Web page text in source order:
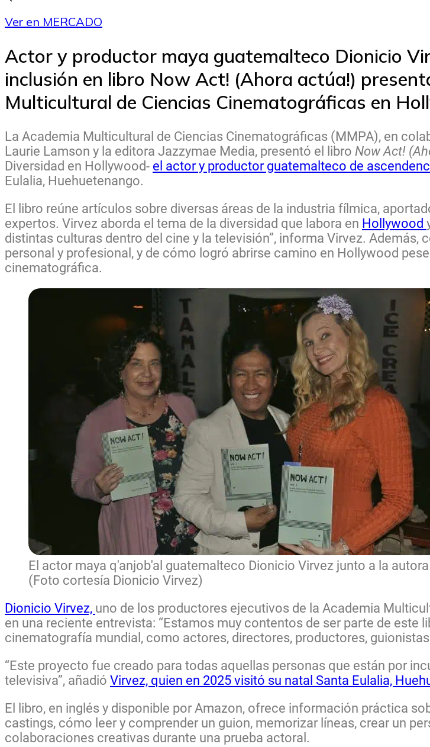
Ver en MERCADO
Actor y productor maya guatemalteco Dionicio
inclusión en libro Now Act! (Ahora actúa!)
Multicultural de Ciencias Cinematográficas en
La Academia Multicultural de Ciencias Cinematográficas (MMPA), en
Laurie Lamson y la editora Jazzymae Media, presentó el libro Now Act!
Diversidad en Hollywood- el actor y productor guatemalteco de
Eulalia, Huehuetenango.
El libro reúne artículos sobre diversas áreas de la industria fílmica,
expertos. Virvez aborda el tema de la diversidad que labora en Hollywood
distintas culturas dentro del cine y la televisión”, informa Virvez. Además,
personal y profesional, y de cómo logró abrirse camino en Hollywood
cinematográfica.
El actor maya q'anjob'al guatemalteco Dionicio Virvez junto a la
(Foto cortesía Dionicio Virvez)
Dionicio Virvez, uno de los productores ejecutivos de la Academia
en una reciente entrevista: “Estamos muy contentos de ser parte de este
cinematografía mundial, como actores, directores, productores,
“Este proyecto fue creado para todas aquellas personas que están por
televisiva”, añadió Virvez, quien en 2025 visitó su natal Santa Eulalia,
El libro, en inglés y disponible por Amazon, ofrece información práctica
castings, cómo leer y comprender un guion, memorizar líneas, crear un
colaboraciones creativas durante una prueba actoral.